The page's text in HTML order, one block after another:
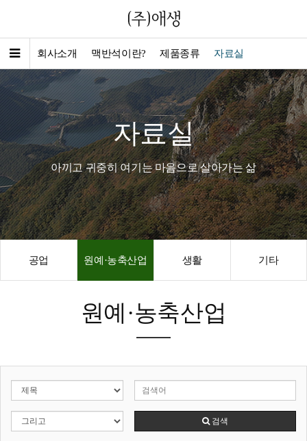
회사소개 맥반석이란? 제품종류 자료실
자료실
아끼고 귀중히 여기는 마음으로 살아가는 삶
공업 원예·농축산업 생활 기타
원예·농축산업
검색